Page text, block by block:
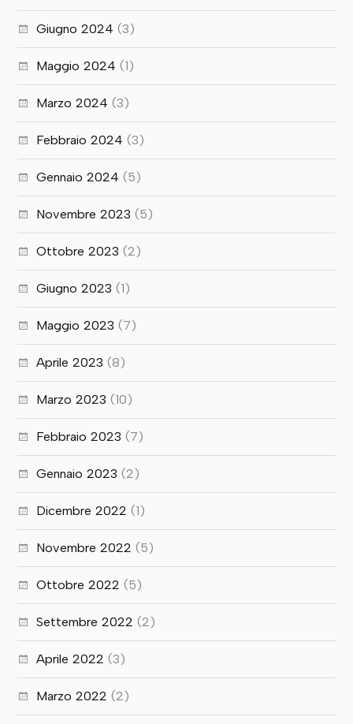
Giugno 2024 (3)
Maggio 2024 (1)
Marzo 2024 (3)
Febbraio 2024 (3)
Gennaio 2024 (5)
Novembre 2023 (5)
Ottobre 2023 (2)
Giugno 2023 (1)
Maggio 2023 (7)
Aprile 2023 (8)
Marzo 2023 (10)
Febbraio 2023 (7)
Gennaio 2023 (2)
Dicembre 2022 (1)
Novembre 2022 (5)
Ottobre 2022 (5)
Settembre 2022 (2)
Aprile 2022 (3)
Marzo 2022 (2)